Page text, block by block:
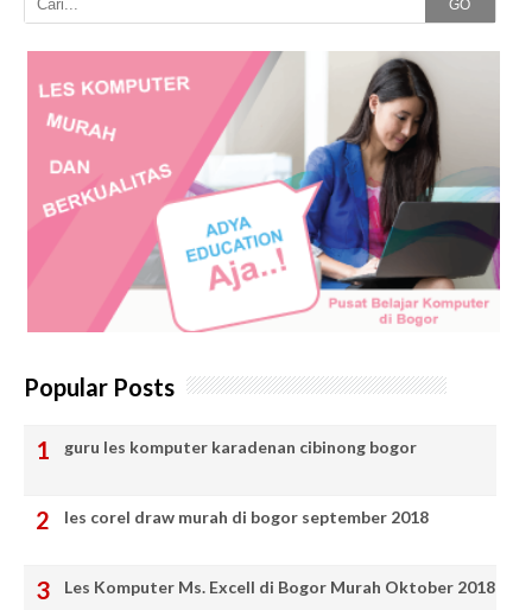
GO
Popular Posts
guru les komputer karadenan cibinong bogor
les corel draw murah di bogor september 2018
Les Komputer Ms. Excell di Bogor Murah Oktober 2018